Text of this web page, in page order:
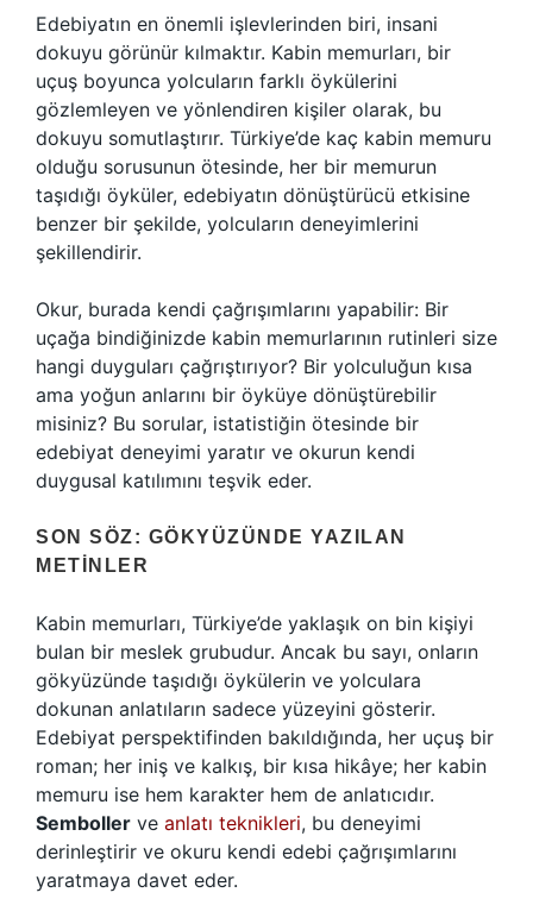
Edebiyatın en önemli işlevlerinden biri, insani
dokuyu görünür kılmaktır. Kabin memurları, bir
uçuş boyunca yolcuların farklı öykülerini
gözlemleyen ve yönlendiren kişiler olarak, bu
dokuyu somutlaştırır. Türkiye’de kaç kabin memuru
olduğu sorusunun ötesinde, her bir memurun
taşıdığı öyküler, edebiyatın dönüştürücü etkisine
benzer bir şekilde, yolcuların deneyimlerini
şekillendirir.
Okur, burada kendi çağrışımlarını yapabilir: Bir
uçağa bindiğinizde kabin memurlarının rutinleri size
hangi duyguları çağrıştırıyor? Bir yolculuğun kısa
ama yoğun anlarını bir öyküye dönüştürebilir
misiniz? Bu sorular, istatistiğin ötesinde bir
edebiyat deneyimi yaratır ve okurun kendi
duygusal katılımını teşvik eder.
SON SÖZ: GÖKYÜZÜNDE YAZILAN
METINLER
Kabin memurları, Türkiye’de yaklaşık on bin kişiyi
bulan bir meslek grubudur. Ancak bu sayı, onların
gökyüzünde taşıdığı öykülerin ve yolculara
dokunan anlatıların sadece yüzeyini gösterir.
Edebiyat perspektifinden bakıldığında, her uçuş bir
roman; her iniş ve kalkış, bir kısa hikâye; her kabin
memuru ise hem karakter hem de anlatıcıdır.
Semboller ve anlatı teknikleri, bu deneyimi
derinleştirir ve okuru kendi edebi çağrışımlarını
yaratmaya davet eder.